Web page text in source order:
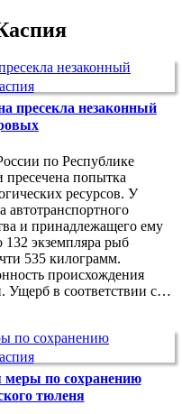
пресекла незаконный
по Республике
попытка
ресурсов. У
автотранспортного
и принадлежащего ему
экземпляра рыб
535 килограмм.
происхождения
Ущерб в соответствии с…
меры по сохранению
тюленя